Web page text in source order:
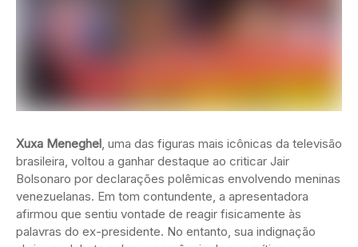
Xuxa Meneghel, uma das figuras mais icônicas da televisão
brasileira, voltou a ganhar destaque ao criticar Jair
Bolsonaro por declarações polêmicas envolvendo meninas
venezuelanas. Em tom contundente, a apresentadora
afirmou que sentiu vontade de reagir fisicamente às
palavras do ex-presidente. No entanto, sua indignação